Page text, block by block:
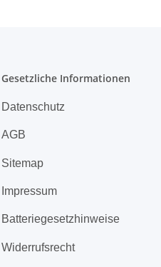
Gesetzliche Informationen
Datenschutz
AGB
Sitemap
Impressum
Batteriegesetzhinweise
Widerrufsrecht